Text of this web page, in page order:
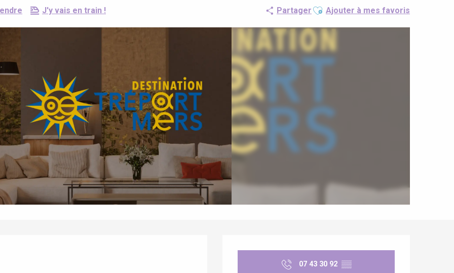
J'y vais en train ! Partager Ajouter aux favoris
Ajouter à mes favoris
Ouverture et coordonnées
07 43 30 92 ▒▒